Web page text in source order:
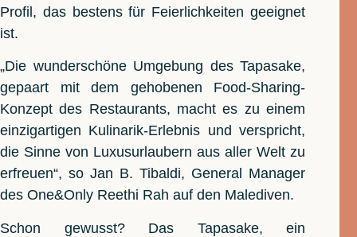
Profil, das bestens für Feierlichkeiten geeignet
ist.
„Die wunderschöne Umgebung des Tapasake,
gepaart mit dem gehobenen Food-Sharing-
Konzept des Restaurants, macht es zu einem
einzigartigen Kulinarik-Erlebnis und verspricht,
die Sinne von Luxusurlaubern aus aller Welt zu
erfreuen“, so Jan B. Tibaldi, General Manager
des One&Only Reethi Rah auf den Malediven.
Schon gewusst? Das Tapasake, ein